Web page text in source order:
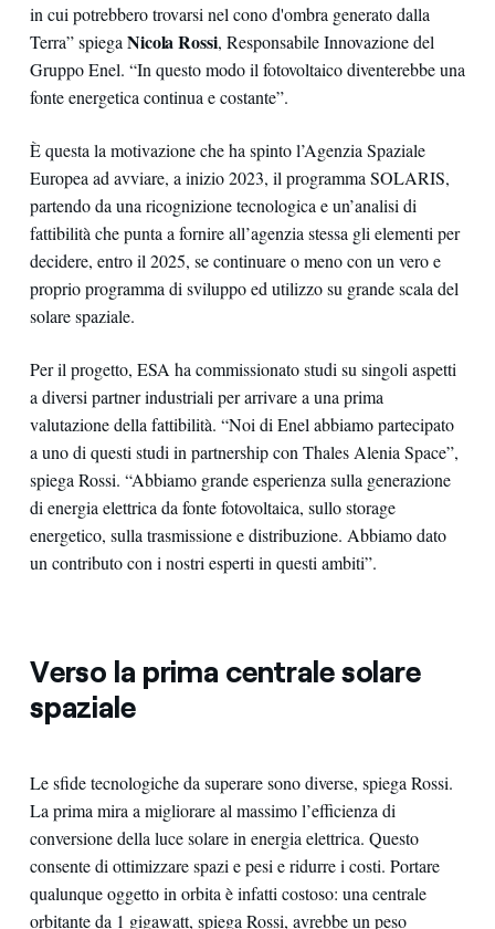
in cui potrebbero trovarsi nel cono d'ombra generato dalla
Terra” spiega Nicola Rossi, Responsabile Innovazione del
Gruppo Enel. “In questo modo il fotovoltaico diventerebbe una
fonte energetica continua e costante”.
È questa la motivazione che ha spinto l’Agenzia Spaziale
Europea ad avviare, a inizio 2023, il programma SOLARIS,
partendo da una ricognizione tecnologica e un’analisi di
fattibilità che punta a fornire all’agenzia stessa gli elementi per
decidere, entro il 2025, se continuare o meno con un vero e
proprio programma di sviluppo ed utilizzo su grande scala del
solare spaziale.
Per il progetto, ESA ha commissionato studi su singoli aspetti
a diversi partner industriali per arrivare a una prima
valutazione della fattibilità. “Noi di Enel abbiamo partecipato
a uno di questi studi in partnership con Thales Alenia Space”,
spiega Rossi. “Abbiamo grande esperienza sulla generazione
di energia elettrica da fonte fotovoltaica, sullo storage
energetico, sulla trasmissione e distribuzione. Abbiamo dato
un contributo con i nostri esperti in questi ambiti”.
Verso la prima centrale solare
spaziale
Le sfide tecnologiche da superare sono diverse, spiega Rossi.
La prima mira a migliorare al massimo l’efficienza di
conversione della luce solare in energia elettrica. Questo
consente di ottimizzare spazi e pesi e ridurre i costi. Portare
qualunque oggetto in orbita è infatti costoso: una centrale
orbitante da 1 gigawatt, spiega Rossi, avrebbe un peso